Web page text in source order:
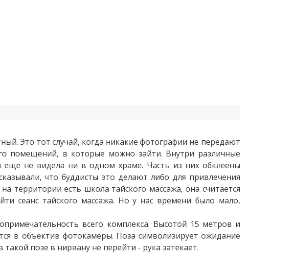
Это тот случай, когда никакие фотографии не передают
помещений, в которые можно зайти. Внутри различные
еще не видела ни в одном храме. Часть из них обклеены
что буддисты это делают либо для привлечения
территории есть школа тайского массажа, она считается
сеанс тайского массажа. Но у нас времени было мало,
всего комплекса. Высотой 15 метров и
в объектив фотокамеры. Поза символизирует ожидание
позе в нирвану не перейти - рука затекает.